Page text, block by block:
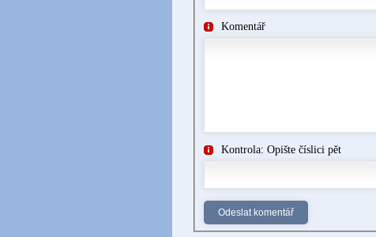
Komentář
Kontrola: Opište číslici pět